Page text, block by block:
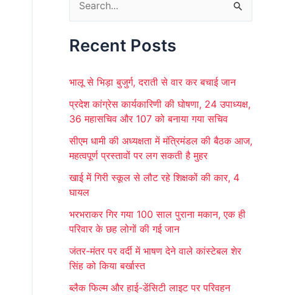
a
c
h
f
o
Recent Posts
भालू से भिड़ा बुजुर्ग, दराती से वार कर बचाई जान
प्रदेश कांग्रेस कार्यकारिणी की घोषणा, 24 उपाध्यक्ष,
36 महासचिव और 107 को बनाया गया सचिव
सीएम धामी की अध्यक्षता में मंत्रिमंडल की बैठक आज,
महत्वपूर्ण प्रस्तावों पर लग सकती है मुहर
खाई में गिरी स्कूल से लौट रहे शिक्षकों की कार, 4
घायल
भरभराकर गिर गया 100 साल पुराना मकान, एक ही
परिवार के छह लोगों की गई जान
जंतर-मंतर पर वर्दी में भाषण देने वाले कांस्टेबल शेर
सिंह को किया बर्खास्त
ब्लैक फिल्म और हाई-डेंसिटी लाइट पर परिवहन